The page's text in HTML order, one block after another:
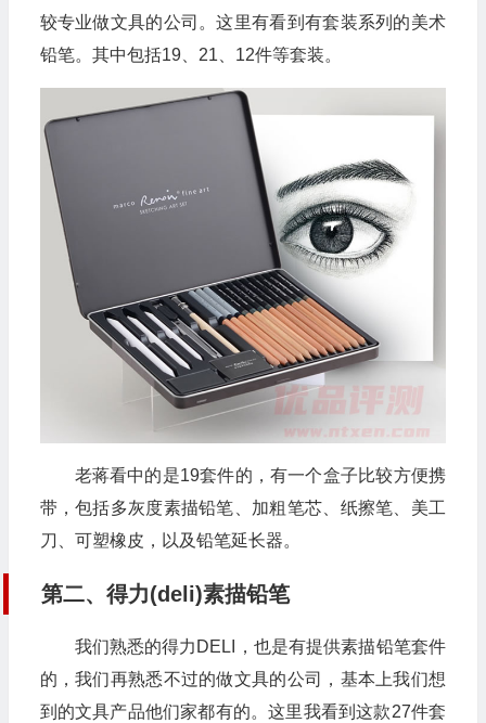
较专业做文具的公司。这里有看到有套装系列的美术
铅笔。其中包括19、21、12件等套装。
老蒋看中的是19套件的，有一个盒子比较方便携
带，包括多灰度素描铅笔、加粗笔芯、纸擦笔、美工
刀、可塑橡皮，以及铅笔延长器。
第二、得力(deli)素描铅笔
我们熟悉的得力DELI，也是有提供素描铅笔套件
的，我们再熟悉不过的做文具的公司，基本上我们想
到的文具产品他们家都有的。这里我看到这款27件套